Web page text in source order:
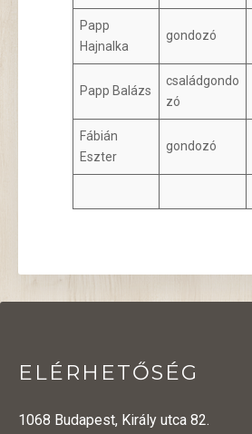
Papp
Hajnalka
gondozó
Papp Balázs
családgondo
zó
Fábián
Eszter
gondozó
ELÉRHETŐSÉG
1068 Budapest, Király utca 82.